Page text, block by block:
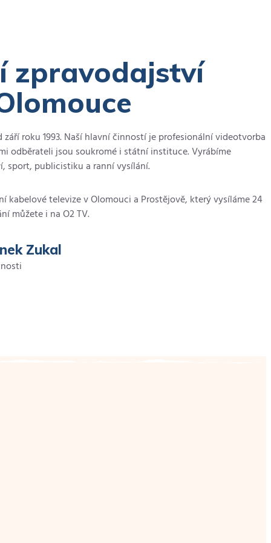
Prostějovský týdeník (PIK
1093) 7.7.2026
zpravodajství
září roku 1993. Naší hlavní činností je profesionální videotvorba
odběrateli jsou soukromé i státní instituce. Vyrábíme
sport, publicistiku a ranní vysílání.
kabelové televize v Olomouci a Prostějově, který vysíláme 24
můžete i na O2 TV.
Zukal